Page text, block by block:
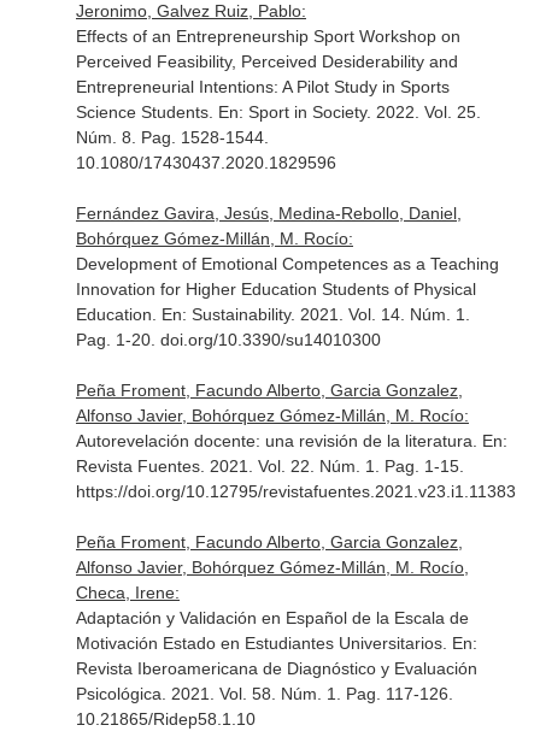
Jeronimo, Galvez Ruiz, Pablo:
Effects of an Entrepreneurship Sport Workshop on
Perceived Feasibility, Perceived Desiderability and
Entrepreneurial Intentions: A Pilot Study in Sports
Science Students. En: Sport in Society. 2022. Vol. 25.
Núm. 8. Pag. 1528-1544.
10.1080/17430437.2020.1829596
Fernández Gavira, Jesús, Medina-Rebollo, Daniel,
Bohórquez Gómez-Millán, M. Rocío:
Development of Emotional Competences as a Teaching
Innovation for Higher Education Students of Physical
Education. En: Sustainability. 2021. Vol. 14. Núm. 1.
Pag. 1-20. doi.org/10.3390/su14010300
Peña Froment, Facundo Alberto, Garcia Gonzalez,
Alfonso Javier, Bohórquez Gómez-Millán, M. Rocío:
Autorevelación docente: una revisión de la literatura. En:
Revista Fuentes. 2021. Vol. 22. Núm. 1. Pag. 1-15.
https://doi.org/10.12795/revistafuentes.2021.v23.i1.11383
Peña Froment, Facundo Alberto, Garcia Gonzalez,
Alfonso Javier, Bohórquez Gómez-Millán, M. Rocío,
Checa, Irene:
Adaptación y Validación en Español de la Escala de
Motivación Estado en Estudiantes Universitarios. En:
Revista Iberoamericana de Diagnóstico y Evaluación
Psicológica . 2021. Vol. 58. Núm. 1. Pag. 117-126.
10.21865/Ridep58.1.10